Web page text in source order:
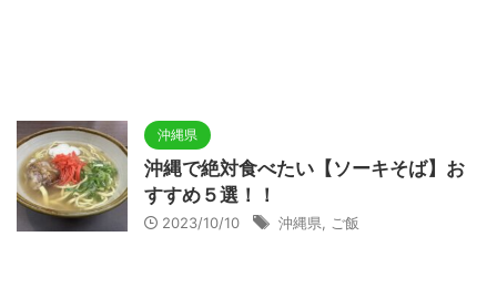
沖縄県
沖縄で絶対食べたい【ソーキそば】お
すすめ５選！！
2023/10/10 沖縄県 ご飯